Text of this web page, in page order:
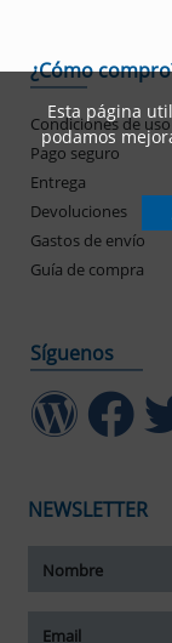
¿Cómo
Condiciones de uso
Pago seguro
Entrega
Devoluciones
Gastos de envío
Guía de compra
Síguenos
NEWSLETTER
Esta página
podamos
tamaño del texto
del texto